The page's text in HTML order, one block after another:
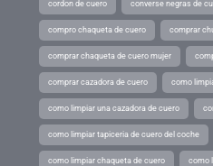
cordon de cuero converse negras de
compro chaqueta de cuero comprar
comprar chaqueta de cuero mujer
comprar cazadora de cuero como
como limpiar una cazadora de cuero
como limpiar tapiceria de cuero del coche
como limpiar chaqueta de cuero como